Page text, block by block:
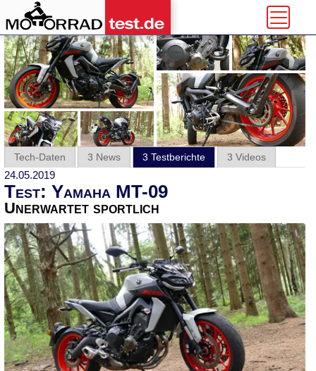
Tech-Daten 3 News 3 Testberichte 3 Videos
24.05.2019
Test: Yamaha MT-09
Unerwartet sportlich